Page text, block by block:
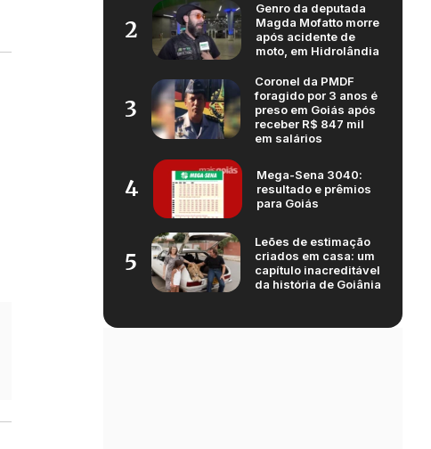
2
Genro da deputada
Magda Mofatto morre
após acidente de
moto, em Hidrolândia
3
Coronel da PMDF
foragido por 3 anos é
preso em Goiás após
receber R$ 847 mil
em salários
4
Mega-Sena 3040:
resultado e prêmios
para Goiás
5
Leões de estimação
criados em casa: um
capítulo inacreditável
da história de Goiânia